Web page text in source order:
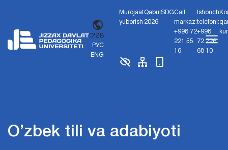
O'ZB
РУС
ENG
Murojaat
yuborish
Qabul
2026
SDGCall
markaz:
+998 72
221 55
16
Ishonch
telefoni:
+998
72 226
68 10
O’zbek tili va adabiyoti